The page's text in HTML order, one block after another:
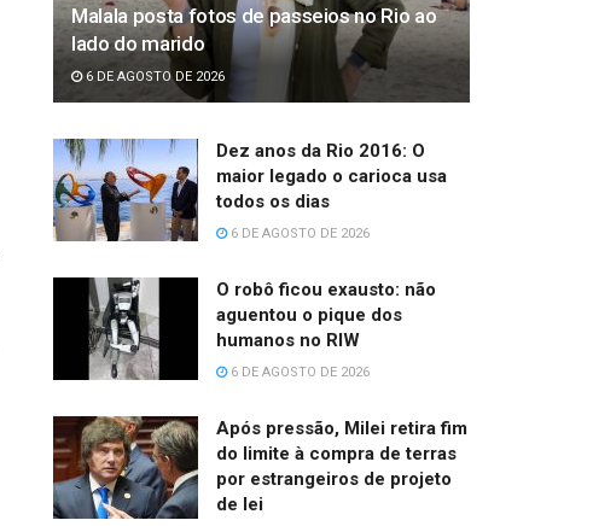
Malala posta fotos de passeios no Rio ao
lado do marido
6 DE AGOSTO DE 2026
Dez anos da Rio 2016: O
maior legado o carioca usa
todos os dias
6 DE AGOSTO DE 2026
O robô ficou exausto: não
aguentou o pique dos
humanos no RIW
6 DE AGOSTO DE 2026
Após pressão, Milei retira fim
do limite à compra de terras
por estrangeiros de projeto
de lei